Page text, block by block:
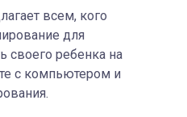
всем, кого
для
своего ребенка на
с компьютером и